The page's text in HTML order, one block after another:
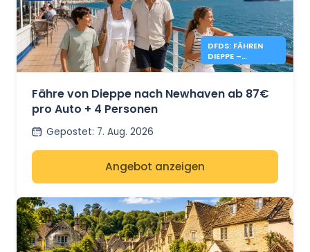
DFDS: FÄHREN
DIEPPE –
NEWHAVEN AB 87
Fähre von Dieppe nach Newhaven ab 87€
pro Auto + 4 Personen
Gepostet: 7. Aug. 2026
Angebot anzeigen